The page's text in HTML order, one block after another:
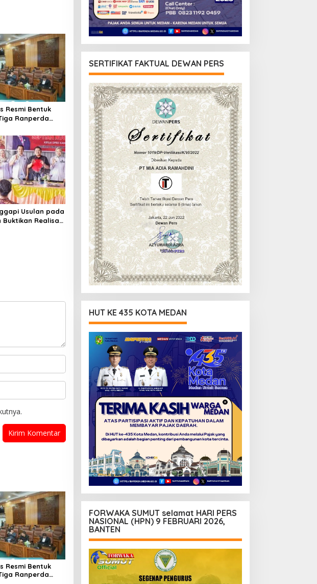
Resmi Bentuk
Ranperda
Usulan pada
Buktikan Realisasi
Resmi Bentuk
Ranperda
SERTIFIKAT FAKTUAL DEWAN PERS
HUT KE 435 KOTA MEDAN
FORWAKA SUMUT selamat HARI PERS
NASIONAL (HPN) 9 FEBRUARI 2026,
BANTEN